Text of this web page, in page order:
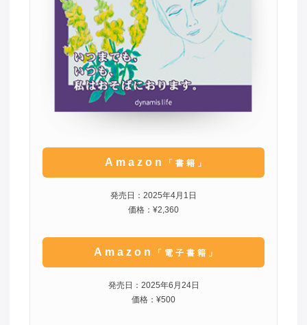
Amazon 「書籍」
発売日：2025年4月1日
価格：¥2,360
Amazon 「電子書籍」
発売日：2025年6月24日
価格：¥500